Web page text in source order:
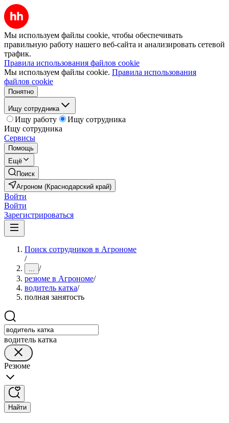
Мы используем файлы cookie, чтобы обеспечивать
правильную работу нашего веб-сайта и анализировать сетевой
трафик.
Правила использования файлов cookie
Мы используем файлы cookie. Правила использования
файлов cookie
Понятно
Ищу сотрудника
Ищу работу
Ищу сотрудника
Ищу сотрудника
Сервисы
Помощь
Ещё
Поиск
Агроном (Краснодарский край)
Войти
Войти
Зарегистрироваться
Поиск сотрудников в Агрономе
/
... /
резюме в Агрономе/
водитель катка/
полная занятость
водитель катка
Резюме
Найти